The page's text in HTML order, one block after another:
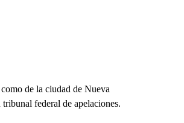
de la ciudad de Nueva
federal de apelaciones.